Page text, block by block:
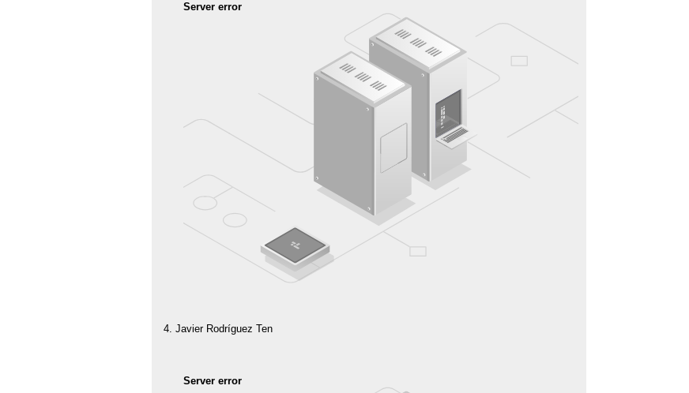
Server error
Javier Rodríguez Ten
Server error